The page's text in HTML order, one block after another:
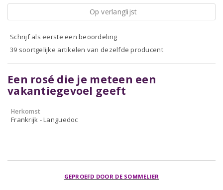
Op verlanglijst
Schrijf als eerste een beoordeling
39 soortgelijke artikelen van dezelfde producent
Een rosé die je meteen een
vakantiegevoel geeft
Herkomst
Frankrijk - Languedoc
GEPROEFD DOOR DE SOMMELIER